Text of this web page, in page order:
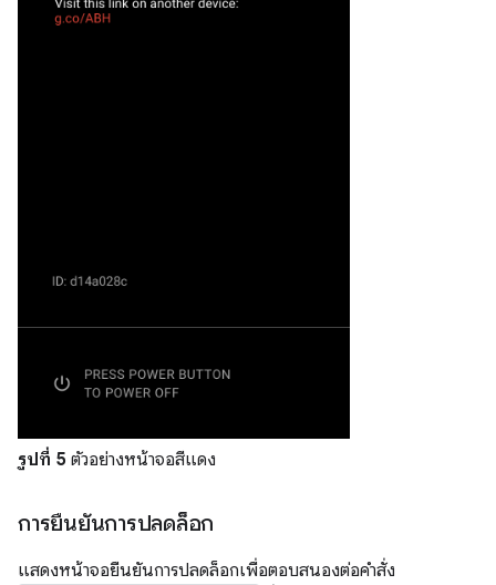
รูปที่ 5 ตัวอย่างหน้าจอสีแดง
การยืนยันการปลดล็อก
แสดงหน้าจอยืนยันการปลดล็อกเพื่อตอบสนองต่อคำสั่ง